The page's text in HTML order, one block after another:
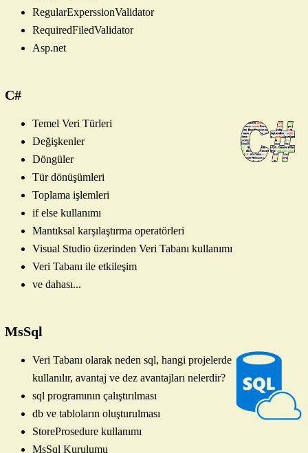
RegularExperssionValidator
RequiredFiledValidator
Asp.net
C#
Temel Veri Türleri
Değişkenler
Döngüler
Tür dönüşümleri
Toplama işlemleri
if else kullanımı
Mantıksal karşılaştırma operatörleri
Visual Studio üzerinden Veri Tabanı kullanımı
Veri Tabanı ile etkileşim
ve dahası...
MsSql
Veri Tabanı olarak neden sql, hangi projelerde
kullanılır, avantaj ve dez avantajları nelerdir?
sql programının çalıştırılması
db ve tabloların oluşturulması
StoreProsedure kullanımı
MsSql Kurulumu